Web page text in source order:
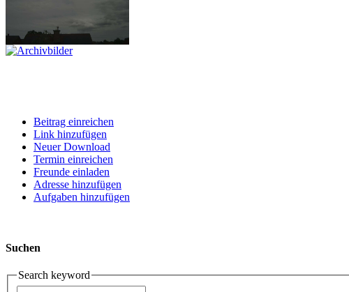
Beitrag einreichen
Link hinzufügen
Neuer Download
Termin einreichen
Freunde einladen
Adresse hinzufügen
Aufgaben hinzufügen
Suchen
Search keyword